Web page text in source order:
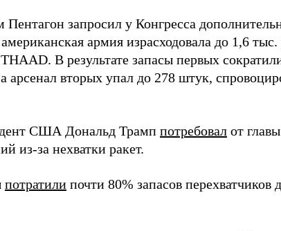
запросил у Конгресса
армия израсходовала до 1,6 тыс.
В результате запасы первых
вторых упал до 278 штук,
США Дональд Трамп потребовал от главы
из-за нехватки ракет.
потратили почти 80% запасов перехватчиков